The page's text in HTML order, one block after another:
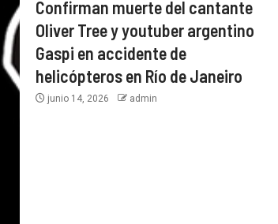
Confirman muerte del cantante
Oliver Tree y youtuber argentino
Gaspi en accidente de
helicópteros en Río de Janeiro
junio 14, 2026 admin